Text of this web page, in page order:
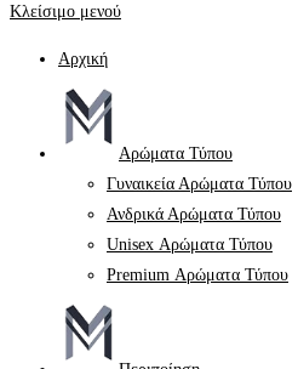
Κλείσιμο μενού
Αρχική
Αρώματα Τύπου
Γυναικεία Αρώματα Τύπου
Ανδρικά Αρώματα Τύπου
Unisex Αρώματα Τύπου
Premium Αρώματα Τύπου